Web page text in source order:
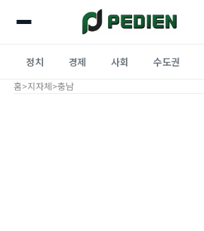
정치 경제 사회 수도권
홈>지자체>충남